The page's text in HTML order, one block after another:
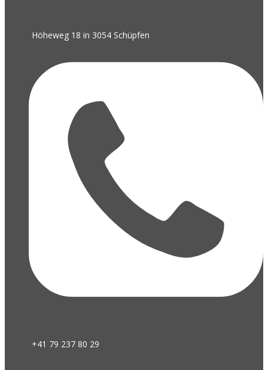
Höheweg 18 in 3054 Schüpfen
+41 79 237 80 29